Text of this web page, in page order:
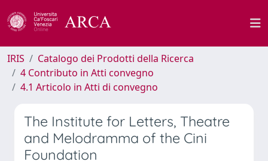
IRIS
Catalogo dei Prodotti della Ricerca
4 Contributo in Atti convegno
4.1 Articolo in Atti di convegno
The Institute for Letters, Theatre
and Melodramma of the Cini
Foundation